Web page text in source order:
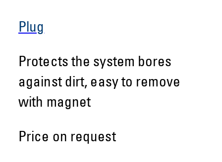
Plug
Protects the system bores
against dirt, easy to remove
with magnet
Price on request